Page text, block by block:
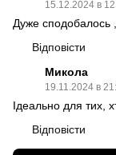
15.12.2024 в
Дуже сподобалось
Відповісти
Микола
19.11.2024 в
Ідеально для тих,
Відповісти